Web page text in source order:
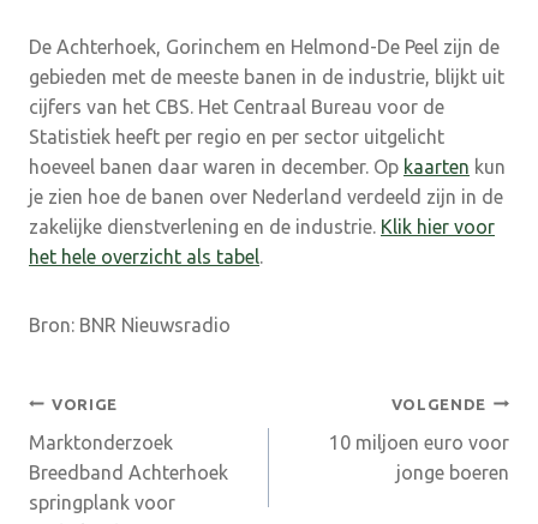
De Achterhoek, Gorinchem en Helmond-De Peel zijn de
gebieden met de meeste banen in de industrie, blijkt uit
cijfers van het CBS. Het Centraal Bureau voor de
Statistiek heeft per regio en per sector uitgelicht
hoeveel banen daar waren in december. Op kaarten kun
je zien hoe de banen over Nederland verdeeld zijn in de
zakelijke dienstverlening en de industrie. Klik hier voor
het hele overzicht als tabel.
Bron: BNR Nieuwsradio
Bericht
navigatie
VORIGE
Marktonderzoek
Breedband Achterhoek
springplank voor
VOLGENDE
10 miljoen euro voor
jonge boeren